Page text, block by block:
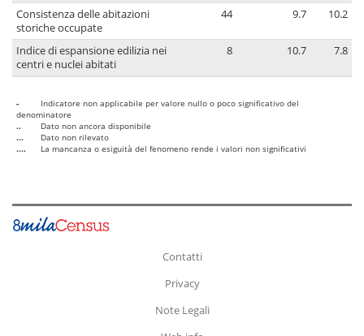
Consistenza delle abitazioni
storiche occupate
44 9.7 10.2
Indice di espansione edilizia nei
centri e nuclei abitati
8 10.7 7.8
-
Indicatore non applicabile per valore nullo o poco significativo del
denominatore
..
Dato non ancora disponibile
...
Dato non rilevato
....
La mancanza o esiguità del fenomeno rende i valori non significativi
Contatti
Privacy
Note Legali